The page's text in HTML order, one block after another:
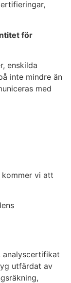
för
enskilda
inte mindre än
med
vi att
analyscertifikat
utfärdat av